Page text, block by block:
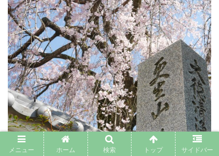
メニュー ホーム 検索 トップ サイドバー